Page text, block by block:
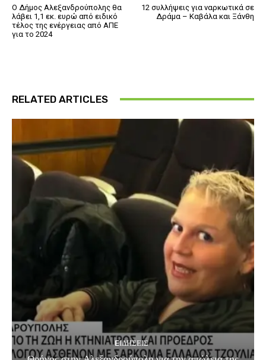
Ο Δήμος Αλεξανδρούπολης θα
λάβει 1,1 εκ. ευρώ από ειδικό
τέλος της ενέργειας από ΑΠΕ
για το 2024
12 συλλήψεις για ναρκωτικά σε
Δράμα – Καβάλα και Ξάνθη
RELATED ARTICLES
EΙΔΗΣΕΙΣ